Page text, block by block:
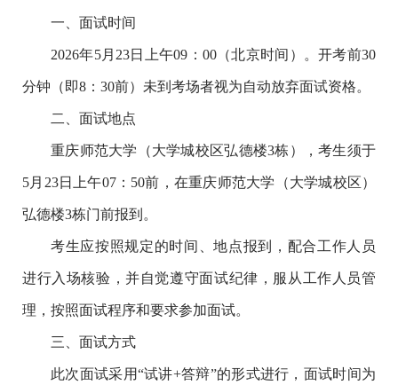
一、面试时间
2026年5月23日上午09：00（北京时间）。开考前30
分钟（即8：30前）未到考场者视为自动放弃面试资格。
二、面试地点
重庆师范大学（大学城校区弘德楼3栋），考生须于
5月23日上午07：50前，在重庆师范大学（大学城校区）
弘德楼3栋门前报到。
考生应按照规定的时间、地点报到，配合工作人员
进行入场核验，并自觉遵守面试纪律，服从工作人员管
理，按照面试程序和要求参加面试。
三、面试方式
此次面试采用“试讲+答辩”的形式进行，面试时间为